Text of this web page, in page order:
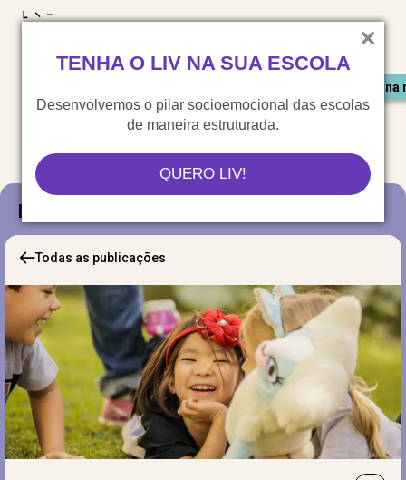
TENHA O LIV NA SUA ESCOLA
Desenvolvemos o pilar socioemocional das escolas
de maneira estruturada.
QUERO LIV!
Saiu
Blog
Todas as publicações